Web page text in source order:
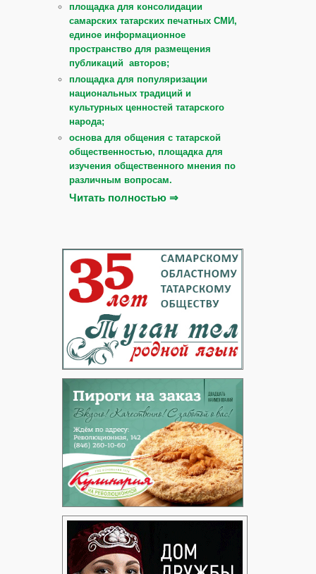
площадка для консолидации
самарских татарских печатных СМИ,
единое информационное
пространство для размещения
публикаций авторов;
площадка для популяризации
национальных традиций и
культурных ценностей татарского
народа;
основа для общения с татарской
общественностью, площадка для
изучения общественного мнения по
различным вопросам.
Читать полностью ⇒